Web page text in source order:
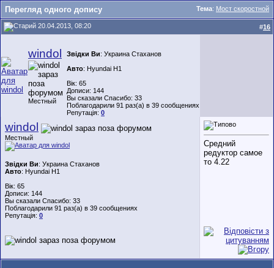
Тема: Мост скоростной
Перегляд одного допису
20.04.2013, 08:20 #16
windol
Местный
Звідки Ви: Украина Стаханов
Авто: Hyundai H1
Вік: 65
Дописи: 144
Вы сказали Спасибо: 33
Поблагодарили 91 раз(а) в 39 сообщениях
Репутація: 0
windol
Местный
Звідки Ви: Украина Стаханов
Авто: Hyundai H1
Вік: 65
Дописи: 144
Вы сказали Спасибо: 33
Поблагодарили 91 раз(а) в 39 сообщениях
Репутація: 0
Средний
редуктор самое
то 4.22